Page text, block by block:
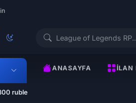
ANASAYFA İLAN
ruble